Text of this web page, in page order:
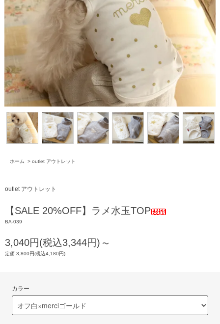
ホーム > outlet アウトレット
outlet アウトレット
【SALE 20%OFF】ラメ水玉TOP
BA-039
3,040円(税込3,344円) 〜
定価 3,800円(税込4,180円)
カラー